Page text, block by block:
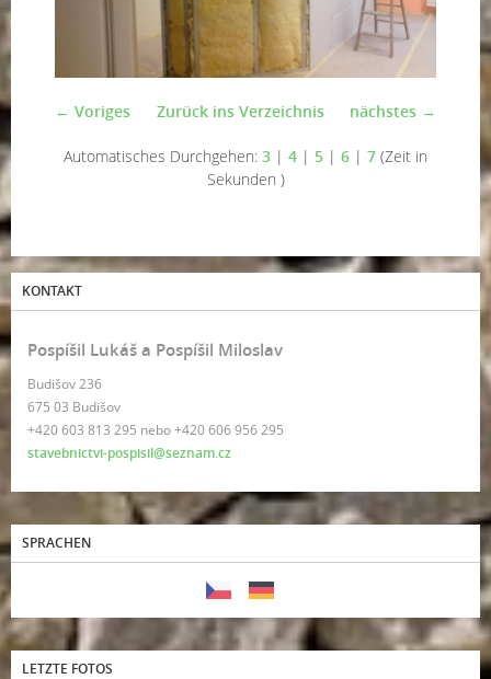
← Voriges nächstes →
Zurück ins Verzeichnis
Automatisches Durchgehen: 3 | 4 | 5 | 6 | 7 (Zeit in
Sekunden )
KONTAKT
Pospíšil Lukáš a Pospíšil Miloslav
Budišov 236
675 03 Budišov
+420 603 813 295 nebo +420 606 956 295
stavebnictvi-pospisil@seznam.cz
SPRACHEN
LETZTE FOTOS